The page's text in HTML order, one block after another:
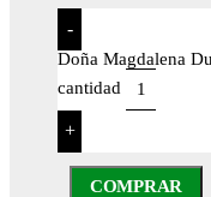
-
Doña Magdalena
cantidad
+
COMPRAR